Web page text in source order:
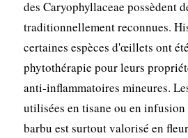
des Caryophyllaceae possèdent
traditionnellement reconnues.
certaines espèces d'œillets ont
phytothérapie pour leurs
anti-inflammatoires mineures.
utilisées en tisane ou en
barbu est surtout valorisé en